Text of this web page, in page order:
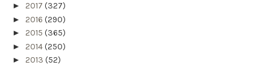
► 2017 (327)
► 2016 (290)
► 2015 (365)
► 2014(250)
► 2013 (52)